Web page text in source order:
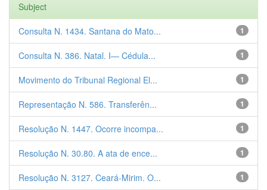
Subject
1
Consulta N. 1434. Santana do Mato...
1
Consulta N. 386. Natal. I— Cédula...
1
Movimento do Tribunal Regional El...
1
Representação N. 586. Transferên...
1
Resolução N. 1447. Ocorre incompa...
1
Resolução N. 30.80. A ata de ence...
1
Resolução N. 3127. Ceará-Mirim. O...